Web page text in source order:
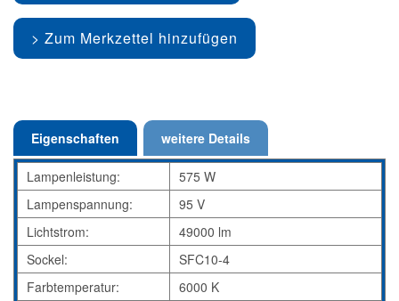
Zum Merkzettel hinzufügen
Eigenschaften weitere Details
Lampenleistung:
575 W
Lampenspannung:
95 V
Lichtstrom:
49000 lm
Sockel:
SFC10-4
Farbtemperatur:
6000 K